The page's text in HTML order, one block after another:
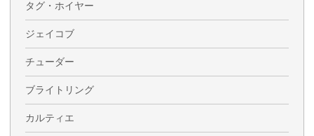
タグ・ホイヤー
ジェイコブ
チューダー
ブライトリング
カルティエ